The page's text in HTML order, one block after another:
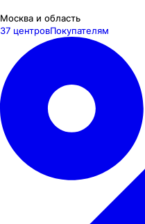
Москва и область
37 центровПокупателям